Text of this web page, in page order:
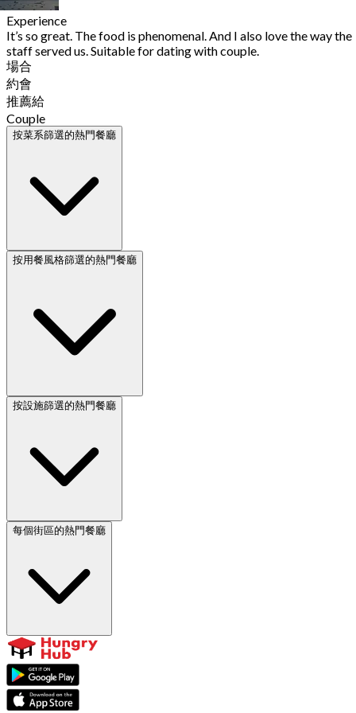
Experience
It’s so great. The food is phenomenal. And I also love the way the
staff served us. Suitable for dating with couple.
場合
約會
推薦給
Couple
按菜系篩選的熱門餐廳
按用餐風格篩選的熱門餐廳
按設施篩選的熱門餐廳
每個街區的熱門餐廳